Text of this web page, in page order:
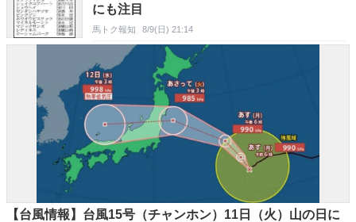
にも注目
馬トク報知 8/9(日) 21:14
【台風情報】台風15号（チャンホン）11日（火）山の日に